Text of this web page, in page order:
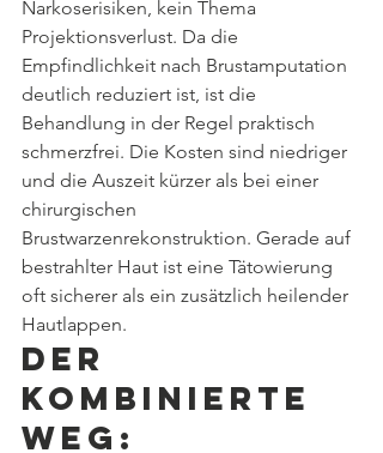
Narkoserisiken, kein Thema
Projektionsverlust. Da die
Empfindlichkeit nach Brustamputation
deutlich reduziert ist, ist die
Behandlung in der Regel praktisch
schmerzfrei. Die Kosten sind niedriger
und die Auszeit kürzer als bei einer
chirurgischen
Brustwarzenrekonstruktion. Gerade auf
bestrahlter Haut ist eine Tätowierung
oft sicherer als ein zusätzlich heilender
Hautlappen.
Der
kombinierte
Weg: